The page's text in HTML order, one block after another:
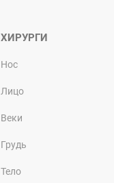
ХИРУРГИ
Нос
Лицо
Веки
Грудь
Тело